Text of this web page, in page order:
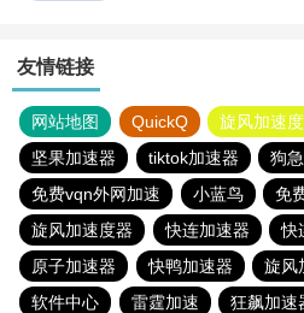
友情链接
网站地图 QuickQ 旋风加速
坚果加速器
tiktok加速器
狗
免费vqn外网加速
小蓝鸟
免
旋风加速度器
快连加速器
快
原子加速器
快鸭加速器 旋风
软件中心
雷霆加速 狂飙加速